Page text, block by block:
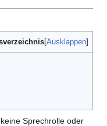
Ausklappen
Sprechrolle oder